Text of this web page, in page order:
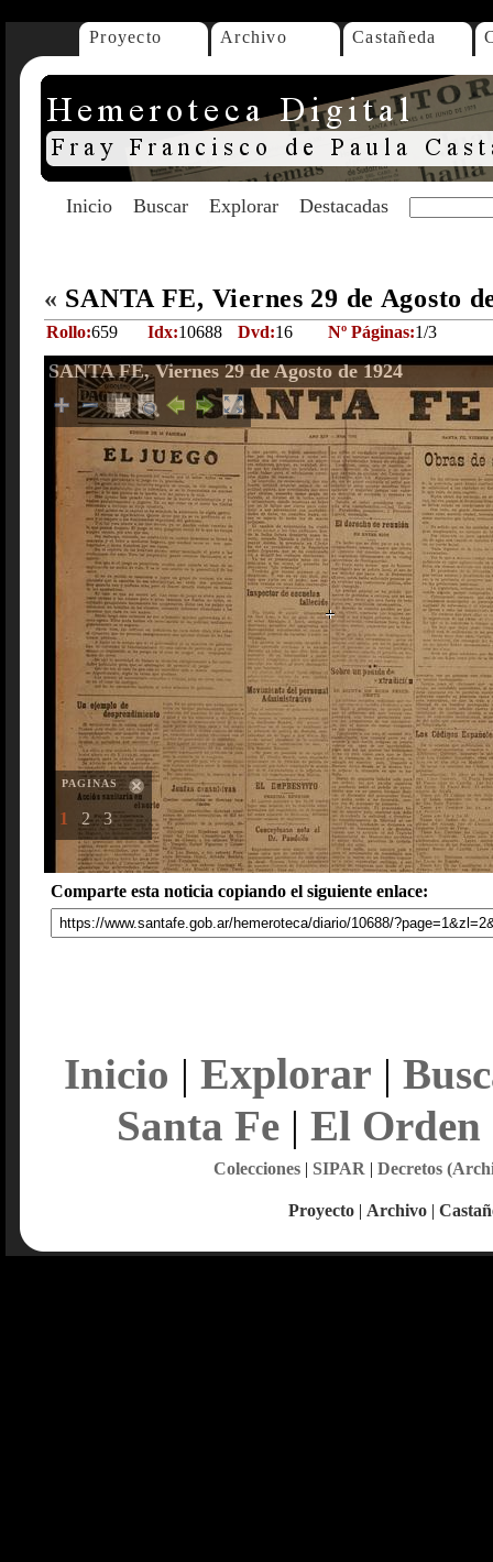
Proyecto Archivo Castañeda
Inicio Buscar Explorar Destacadas
« SANTA FE, Viernes 29 de Agosto
Rollo:659 Idx:10688 Dvd:16 Nº Páginas:1/3
SANTA FE, Viernes 29 de Agosto de 1924
PAGINAS
1 2 3
Comparte esta noticia copiando el siguiente enlace:
Inicio | Explorar |
Santa Fe| El Orden
Colecciones| SIPAR | Decretos
Proyecto | Archivo |